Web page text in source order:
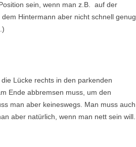
sein, wenn man z.B. auf der
Hintermann aber nicht schnell genug
Lücke rechts in den parkenden
Ende abbremsen muss, um den
man aber keineswegs. Man muss auch
aber natürlich, wenn man nett sein will.